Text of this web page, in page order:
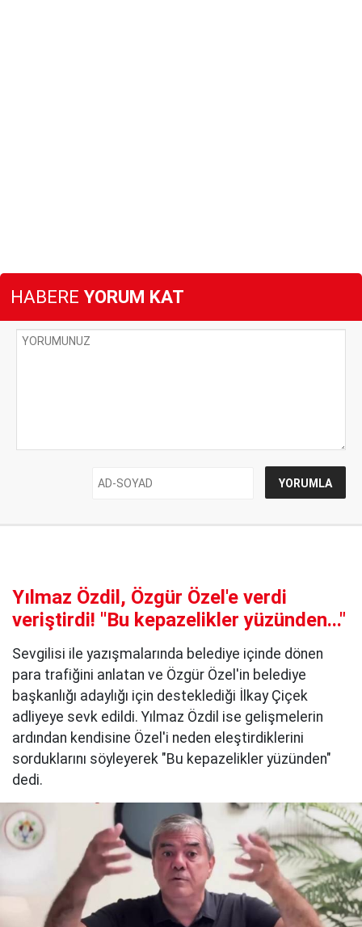
HABERE YORUM KAT
Yılmaz Özdil, Özgür Özel'e verdi
veriştirdi! ''Bu kepazelikler yüzünden..."
Sevgilisi ile yazışmalarında belediye içinde dönen
para trafiğini anlatan ve Özgür Özel'in belediye
başkanlığı adaylığı için desteklediği İlkay Çiçek
adliyeye sevk edildi. Yılmaz Özdil ise gelişmelerin
ardından kendisine Özel'i neden eleştirdiklerini
sorduklarını söyleyerek "Bu kepazelikler yüzünden"
dedi.